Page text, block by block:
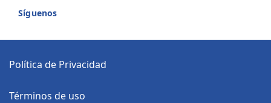
Síguenos
Política de Privacidad
Términos de uso